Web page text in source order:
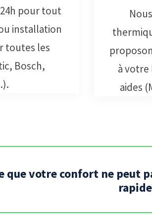
pour tout
installation
toutes les
Bosch,
à votre
aides
que votre confort ne peut